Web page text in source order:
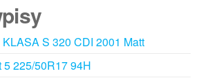
S 320 CDI 2001 Matt
225/50R17 94H